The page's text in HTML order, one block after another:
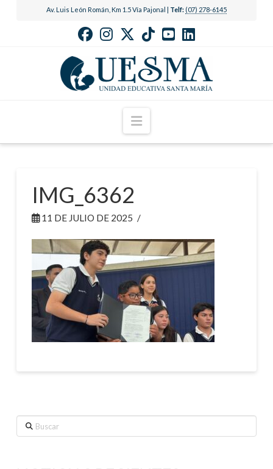
Av. Luis León Román, Km 1.5 Vía Pajonal | Telf: (07) 278-6145
Navigation
IMG_6362
11 DE JULIO DE 2025
Buscar